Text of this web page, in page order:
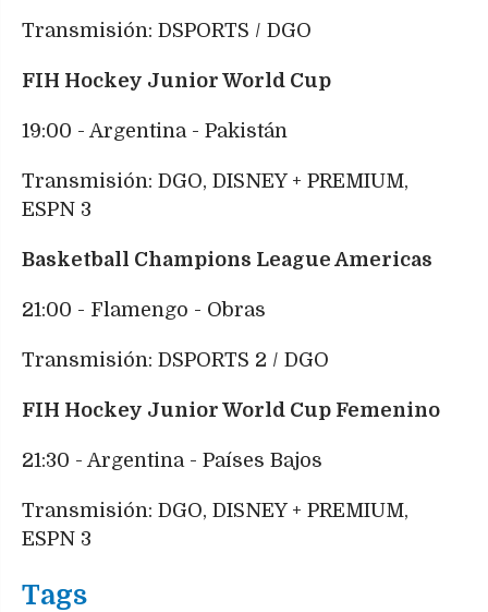
Transmisión: DSPORTS / DGO
FIH Hockey Junior World Cup
19:00 - Argentina - Pakistán
Transmisión: DGO, DISNEY + PREMIUM,
ESPN 3
Basketball Champions League Americas
21:00 - Flamengo - Obras
Transmisión: DSPORTS 2 / DGO
FIH Hockey Junior World Cup Femenino
21:30 - Argentina - Países Bajos
Transmisión: DGO, DISNEY + PREMIUM,
ESPN 3